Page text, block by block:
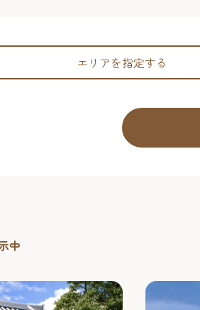
エリアを指定する
中